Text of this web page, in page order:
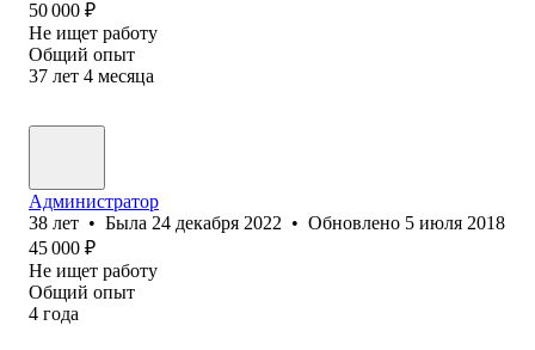
50 000 ₽
Не ищет работу
Общий опыт
37 лет 4 месяца
Администратор
38 лет • Была 24 декабря 2022 • Обновлено 5 июля 2018
45 000 ₽
Не ищет работу
Общий опыт
4 года